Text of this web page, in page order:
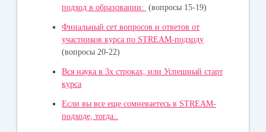
подход в образовании: (вопросы 15-19)
Финальный сет вопросов и ответов от
участников курса по STREAM-подходу
(вопросы 20-22)
Вся наука в 3х строках, или Успешный старт
курса
Если вы все еще сомневаетесь в STREAM-
подходе, тогда..